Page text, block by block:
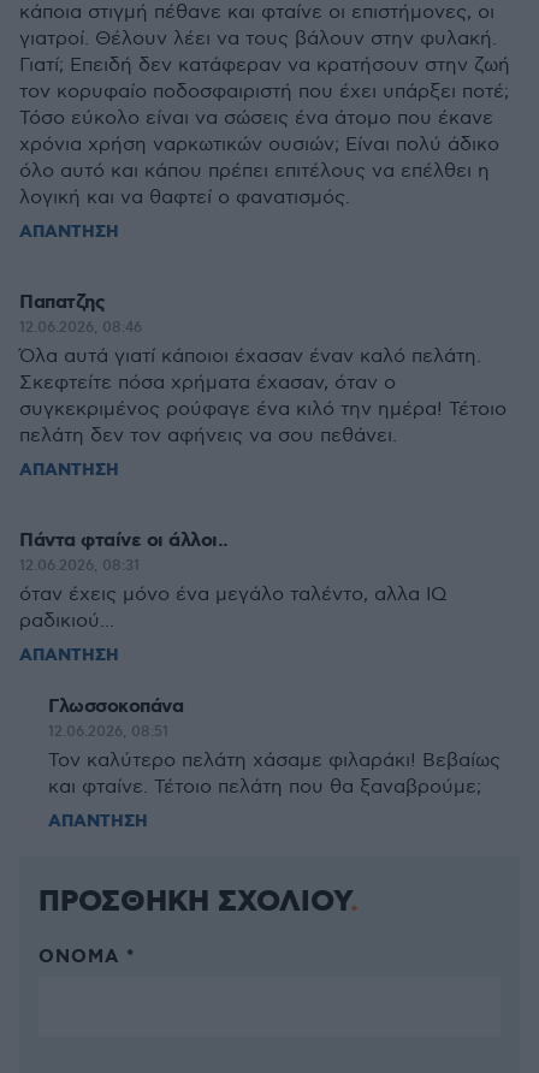
κάποια στιγμή πέθανε και φταίνε οι επιστήμονες, οι
γιατροί. Θέλουν λέει να τους βάλουν στην φυλακή.
Γιατί; Επειδή δεν κατάφεραν να κρατήσουν στην ζωή
τον κορυφαίο ποδοσφαιριστή που έχει υπάρξει ποτέ;
Τόσο εύκολο είναι να σώσεις ένα άτομο που έκανε
χρόνια χρήση ναρκωτικών ουσιών; Είναι πολύ άδικο
όλο αυτό και κάπου πρέπει επιτέλους να επέλθει η
λογική και να θαφτεί ο φανατισμός.
ΑΠΑΝΤΗΣΗ
Παπατζης
12.06.2026, 08:46
Όλα αυτά γιατί κάποιοι έχασαν έναν καλό πελάτη.
Σκεφτείτε πόσα χρήματα έχασαν, όταν ο
συγκεκριμένος ρούφαγε ένα κιλό την ημέρα! Τέτοιο
πελάτη δεν τον αφήνεις να σου πεθάνει.
ΑΠΑΝΤΗΣΗ
Πάντα φταίνε οι άλλοι..
12.06.2026, 08:31
όταν έχεις μόνο ένα μεγάλο ταλέντο, αλλα IQ
ραδικιού...
ΑΠΑΝΤΗΣΗ
Γλωσσοκοπάνα
12.06.2026, 08:51
Τον καλύτερο πελάτη χάσαμε φιλαράκι! Βεβαίως
και φταίνε. Τέτοιο πελάτη που θα ξαναβρούμε;
ΑΠΑΝΤΗΣΗ
ΠΡΟΣΘΗΚΗ ΣΧΟΛΙΟΥ
ΌΝΟΜΑ *